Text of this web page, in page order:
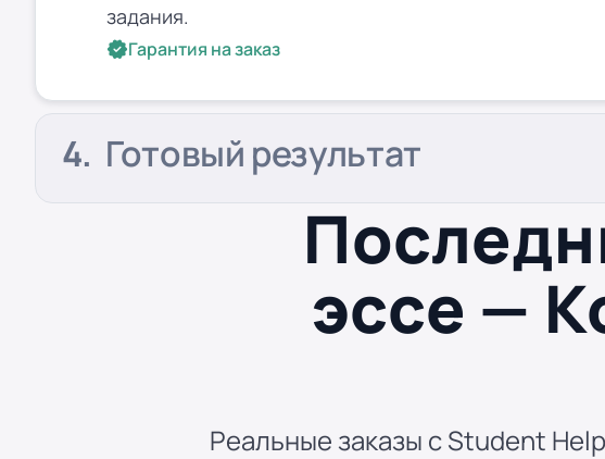
задания.
Гарантия на заказ
Готовый результат
эссе —
Реальные заказы с Student